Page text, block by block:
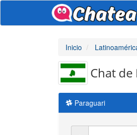
Inicio
Chat de
Paraguari